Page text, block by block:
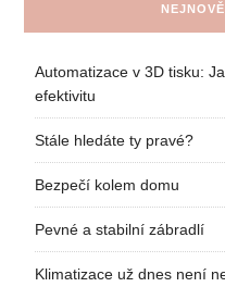
Automatizace v 3D tisku:
efektivitu
Stále hledáte ty pravé?
Bezpečí kolem domu
Pevné a stabilní zábradlí
Klimatizace už dnes není